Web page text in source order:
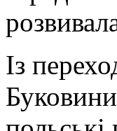
Із